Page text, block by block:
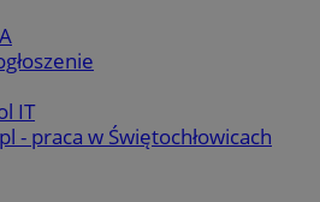
IT
- praca w Świętochłowicach